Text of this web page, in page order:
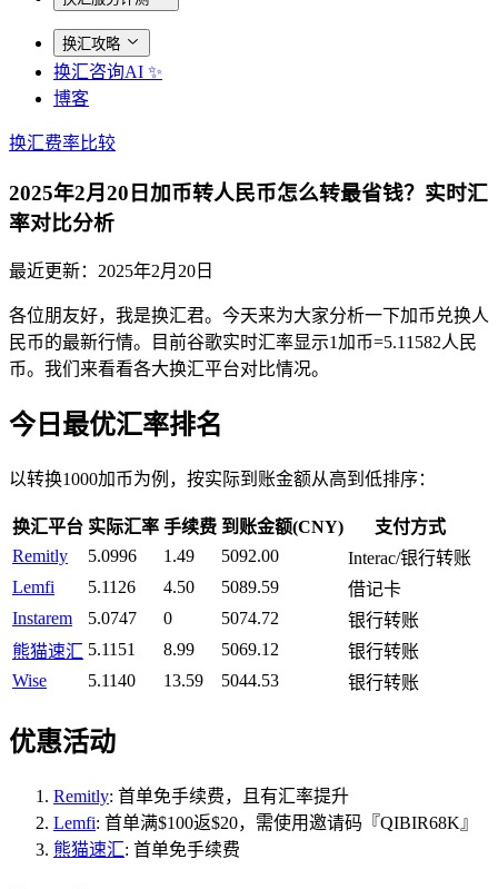
换汇攻略
换汇咨询AI ✨
博客
换汇费率比较
2025年2月20日加币转人民币怎么转最省钱？实时汇
率对比分析
最近更新： 2025年2月20日
各位朋友好，我是换汇君。今天来为大家分析一下加币兑换人
民币的最新行情。目前谷歌实时汇率显示1加币=5.11582人民
币。我们来看看各大换汇平台对比情况。
今日最优汇率排名
以转换1000加币为例，按实际到账金额从高到低排序：
换汇平台 实际汇率 手续费 到账金额(CNY)
支付方式
Remitly
5.0996 1.49 5092.00
Interac/银行转账
Lemfi
5.1126 4.50 5089.59
借记卡
Instarem
5.0747 0 5074.72
银行转账
熊猫速汇 5.1151 8.99 5069.12
银行转账
Wise
5.1140 13.59 5044.53 银行转账
优惠活动
Remitly: 首单免手续费，且有汇率提升
Lemfi: 首单满$100返$20，需使用邀请码『QIBIR68K』
熊猫速汇: 首单免手续费